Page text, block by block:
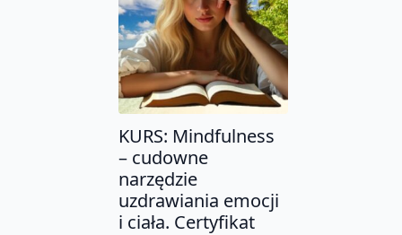
KURS: Mindfulness
– cudowne
narzędzie
uzdrawiania emocji
i ciała. Certyfikat